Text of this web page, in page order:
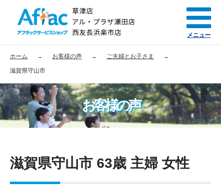
ホーム お客様の声 ご夫婦とお子さま
滋賀県守山市
お客様の声
滋賀県守山市 63歳 主婦 女性
メニュー